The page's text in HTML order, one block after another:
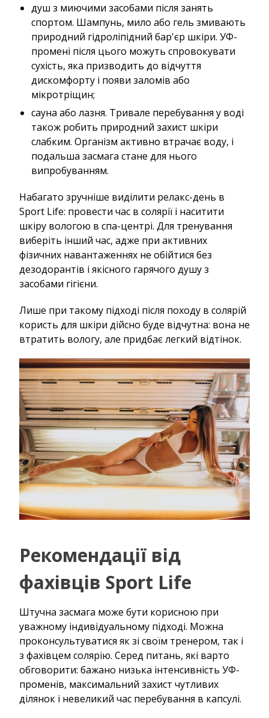
душ з миючими засобами після занять
спортом. Шампунь, мило або гель змивають
природний гідроліпідний бар'єр шкіри. УФ-
промені після цього можуть спровокувати
сухість, яка призводить до відчуття
дискомфорту і появи заломів або
мікротріщин;
сауна або лазня. Тривале перебування у воді
також робить природний захист шкіри
слабким. Організм активно втрачає воду, і
подальша засмага стане для нього
випробуванням.
Набагато зручніше виділити релакс-день в
Sport Life: провести час в солярії і наситити
шкіру вологою в спа-центрі. Для тренування
виберіть інший час, адже при активних
фізичних навантаженнях не обійтися без
дезодорантів і якісного гарячого душу з
засобами гігієни.
Лише при такому підході після походу в солярій
користь для шкіри дійсно буде відчутна: вона не
втратить вологу, але придбає легкий відтінок.
Рекомендації від
фахівців Sport Life
Штучна засмага може бути корисною при
уважному індивідуальному підході. Можна
проконсультуватися як зі своїм тренером, так і
з фахівцем солярію. Серед питань, які варто
обговорити: бажано низька інтенсивність УФ-
променів, максимальний захист чутливих
ділянок і невеликий час перебування в капсулі.